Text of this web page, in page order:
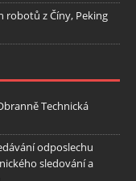
robotů z Číny, Peking
Technická
odposlechu
sledování a